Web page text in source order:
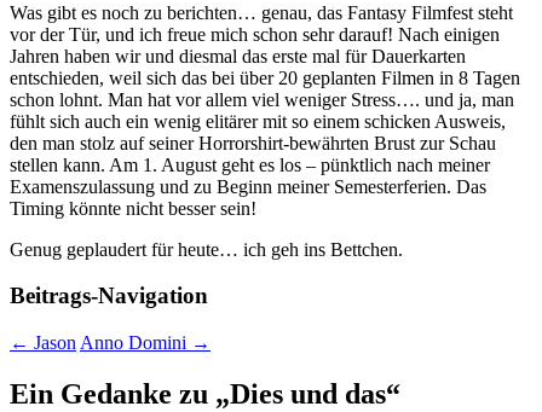
Was gibt es noch zu berichten… genau, das Fantasy Filmfest steht
vor der Tür, und ich freue mich schon sehr darauf! Nach einigen
Jahren haben wir und diesmal das erste mal für Dauerkarten
entschieden, weil sich das bei über 20 geplanten Filmen in 8 Tagen
schon lohnt. Man hat vor allem viel weniger Stress…. und ja, man
fühlt sich auch ein wenig elitärer mit so einem schicken Ausweis,
den man stolz auf seiner Horrorshirt-bewährten Brust zur Schau
stellen kann. Am 1. August geht es los – pünktlich nach meiner
Examenszulassung und zu Beginn meiner Semesterferien. Das
Timing könnte nicht besser sein!
Genug geplaudert für heute… ich geh ins Bettchen.
Beitrags-Navigation
← Jason Anno Domini →
Ein Gedanke zu „Dies und das“